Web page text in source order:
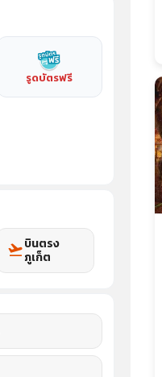
รูดบัตรฟรี
flight_takeoffบินตรง
ภูเก็ต